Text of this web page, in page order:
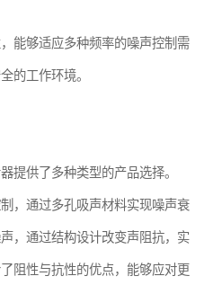
能够适应多种频率的噪声控制需
的工作环境。
提供了多种类型的产品选择。
，通过多孔吸声材料实现噪声衰
，通过结构设计改变声阻抗，实
阻性与抗性的优点，能够应对更